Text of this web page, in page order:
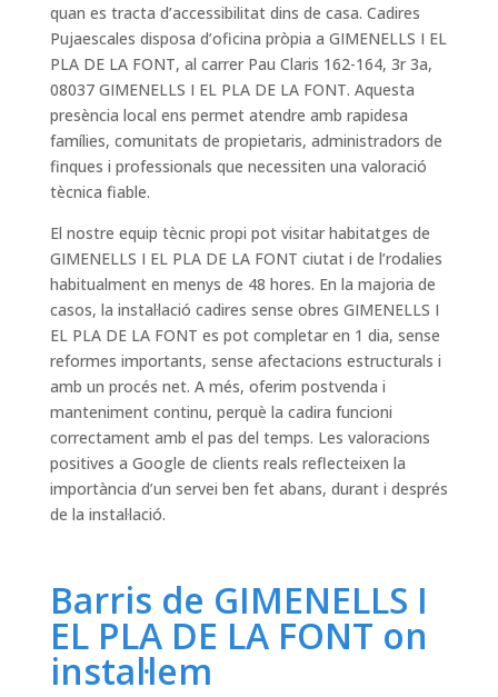
quan es tracta d’accessibilitat dins de casa. Cadires
Pujaescales disposa d’oficina pròpia a GIMENELLS I EL
PLA DE LA FONT, al carrer Pau Claris 162-164, 3r 3a,
08037 GIMENELLS I EL PLA DE LA FONT. Aquesta
presència local ens permet atendre amb rapidesa
famílies, comunitats de propietaris, administradors de
finques i professionals que necessiten una valoració
tècnica fiable.
El nostre equip tècnic propi pot visitar habitatges de
GIMENELLS I EL PLA DE LA FONT ciutat i de l’rodalies
habitualment en menys de 48 hores. En la majoria de
casos, la instal·lació cadires sense obres GIMENELLS I
EL PLA DE LA FONT es pot completar en 1 dia, sense
reformes importants, sense afectacions estructurals i
amb un procés net. A més, oferim postvenda i
manteniment continu, perquè la cadira funcioni
correctament amb el pas del temps. Les valoracions
positives a Google de clients reals reflecteixen la
importància d’un servei ben fet abans, durant i després
de la instal·lació.
Barris de GIMENELLS I
EL PLA DE LA FONT on
instal·lem